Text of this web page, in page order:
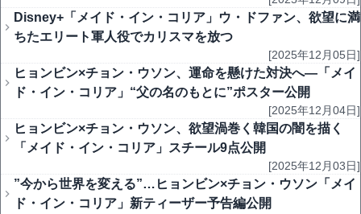
Disney+「メイド・イン・コリア」ウ・ドファン、欲望に満
ちたエリート軍人役でカリスマを放つ
[2025年12月05日]
ヒョンビン×チョン・ウソン、運命を懸けた対決へ―「メイ
ド・イン・コリア」“父の名のもとに”ポスター公開
[2025年12月04日]
ヒョンビン×チョン・ウソン、欲望渦巻く韓国の闇を描く
「メイド・イン・コリア」スチール9点公開
[2025年12月03日]
”今から世界を変える”…ヒョンビン×チョン・ウソン「メイ
ド・イン・コリア」新ティーザー予告編公開